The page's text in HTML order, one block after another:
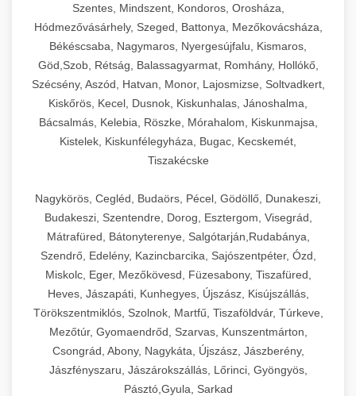
Szentes, Mindszent, Kondoros, Orosháza,
Hódmezővásárhely, Szeged, Battonya, Mezőkovácsháza,
Békéscsaba, Nagymaros, Nyergesújfalu, Kismaros,
Göd,Szob, Rétság, Balassagyarmat, Romhány, Hollókő,
Szécsény, Aszód, Hatvan, Monor, Lajosmizse, Soltvadkert,
Kiskőrös, Kecel, Dusnok, Kiskunhalas, Jánoshalma,
Bácsalmás, Kelebia, Röszke, Mórahalom, Kiskunmajsa,
Kistelek, Kiskunfélegyháza, Bugac, Kecskemét,
Tiszakécske
Nagykörös, Cegléd, Budaörs, Pécel, Gödöllő, Dunakeszi,
Budakeszi, Szentendre, Dorog, Esztergom, Visegrád,
Mátrafüred, Bátonyterenye, Salgótarján,Rudabánya,
Szendrő, Edelény, Kazincbarcika, Sajószentpéter, Ózd,
Miskolc, Eger, Mezőkövesd, Füzesabony, Tiszafüred,
Heves, Jászapáti, Kunhegyes, Újszász, Kisújszállás,
Törökszentmiklós, Szolnok, Martfű, Tiszaföldvár, Túrkeve,
Mezőtúr, Gyomaendrőd, Szarvas, Kunszentmárton,
Csongrád, Abony, Nagykáta, Újszász, Jászberény,
Jászfényszaru, Jászárokszállás, Lőrinci, Gyöngyös,
Pásztó,Gyula, Sarkad